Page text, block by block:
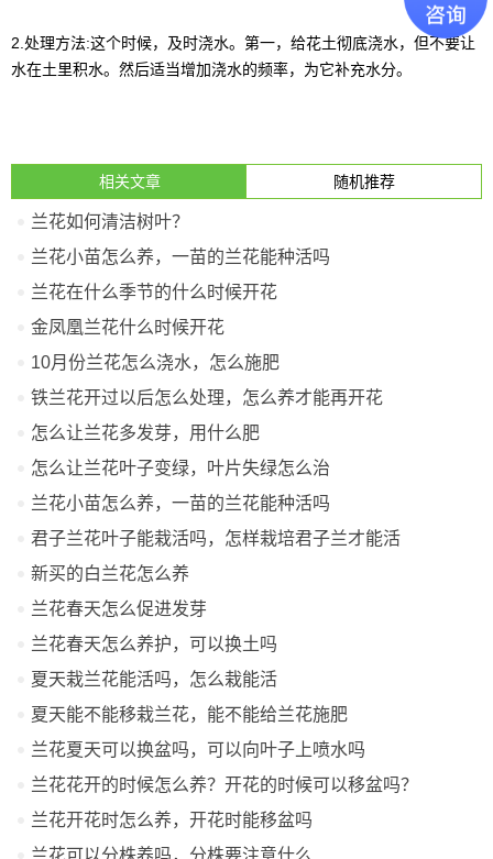
2.处理方法:这个时候，及时浇水。第一，给花土彻底浇水，但不要让
水在土里积水。然后适当增加浇水的频率，为它补充水分。
相关文章 随机推荐
兰花如何清洁树叶？
兰花小苗怎么养，一苗的兰花能种活吗
兰花在什么季节的什么时候开花
金凤凰兰花什么时候开花
10月份兰花怎么浇水，怎么施肥
铁兰花开过以后怎么处理，怎么养才能再开花
怎么让兰花多发芽，用什么肥
怎么让兰花叶子变绿，叶片失绿怎么治
​兰花小苗怎么养，一苗的兰花能种活吗
君子兰花叶子能栽活吗，怎样栽培君子兰才能活
新买的白兰花怎么养
兰花春天怎么促进发芽
兰花春天怎么养护，可以换土吗
夏天栽兰花能活吗，怎么栽能活
夏天能不能移栽兰花，能不能给兰花施肥
兰花夏天可以换盆吗，可以向叶子上喷水吗
兰花花开的时候怎么养？开花的时候可以移盆吗？
兰花开花时怎么养，开花时能移盆吗
兰花可以分株养吗，分株要注意什么